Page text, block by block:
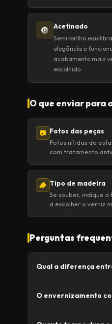
🔘 Acetinado
Semi-brilho
elegância e
acabamento mais
escolhido.
O que enviar para
📷 Fotos das peças
Fotos nítidas do
com tratamento
🪵 Tipo de madeira
Se souber, indique
a escolher o verniz
Perguntas
Qual a diferença
O envernizamento